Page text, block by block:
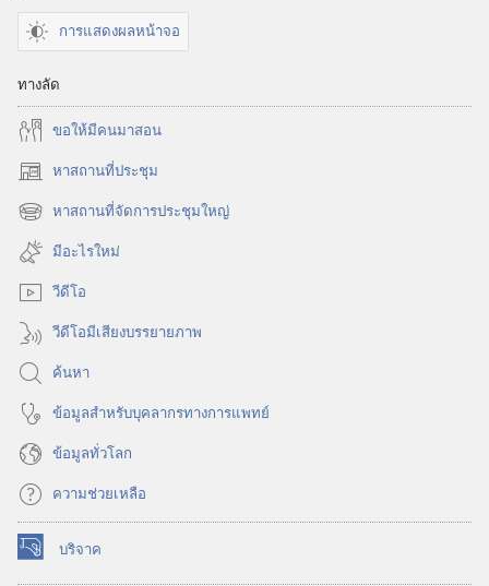
การแสดงผลหน้าจอ
ทางลัด
ขอ​ให้​มี​คน​มา​สอน
หาสถานที่ประชุม
(เปิด
หน้าต่างหาสถานที่จัดการประชุมใหญ่
(เปิด
หน้าต่าง
ใหม่)
มีอะไรใหม่
วีดีโอ
วีดีโอมีเสียงบรรยายภาพ
ค้นหา
ข้อมูล​สำหรับ​บุคลากร​ทาง​การ​แพทย์
ข้อมูล​ทั่ว​โลก
ความช่วยเหลือ
บริจาค
(เปิด